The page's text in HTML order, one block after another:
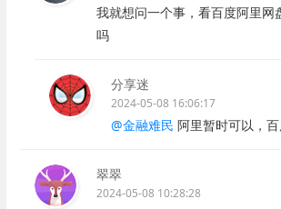
我就想问一个事，看百度阿里网
吗
分享迷
2024-05-08 16:06:17
@金融难民 阿里暂时可以，
翠翠
2024-05-08 10:28:28